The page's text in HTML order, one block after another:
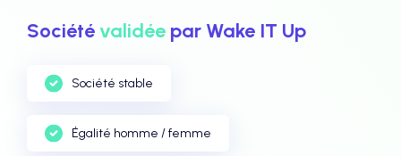
Sociétévalidée par Wake IT Up
Société stable
Égalité homme / femme